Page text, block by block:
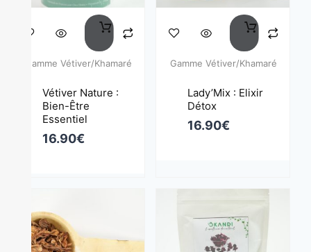
Gamme Vétiver/Khamaré
Vétiver Nature :
Bien-Être
Essentiel
16.90€
Gamme Vétiver/Khamaré
Lady’Mix : Elixir
Détox
16.90€